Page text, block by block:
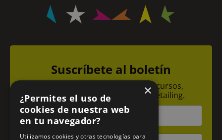
Suscríbete al boletín
Recibe todas las novedades de cursos,
promociones y noticias sobre detailing.
N
o
m
b
E
×
¿Permites el uso de
cookies de nuestra web
en tu navegador?
Utilizamos cookies y otras tecnologías para